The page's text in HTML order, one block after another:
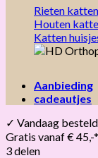
Rieten
Houten
Katten
Aanbieding
cadeautjes
✓ Vandaag
Gratis vanaf €
3 delen